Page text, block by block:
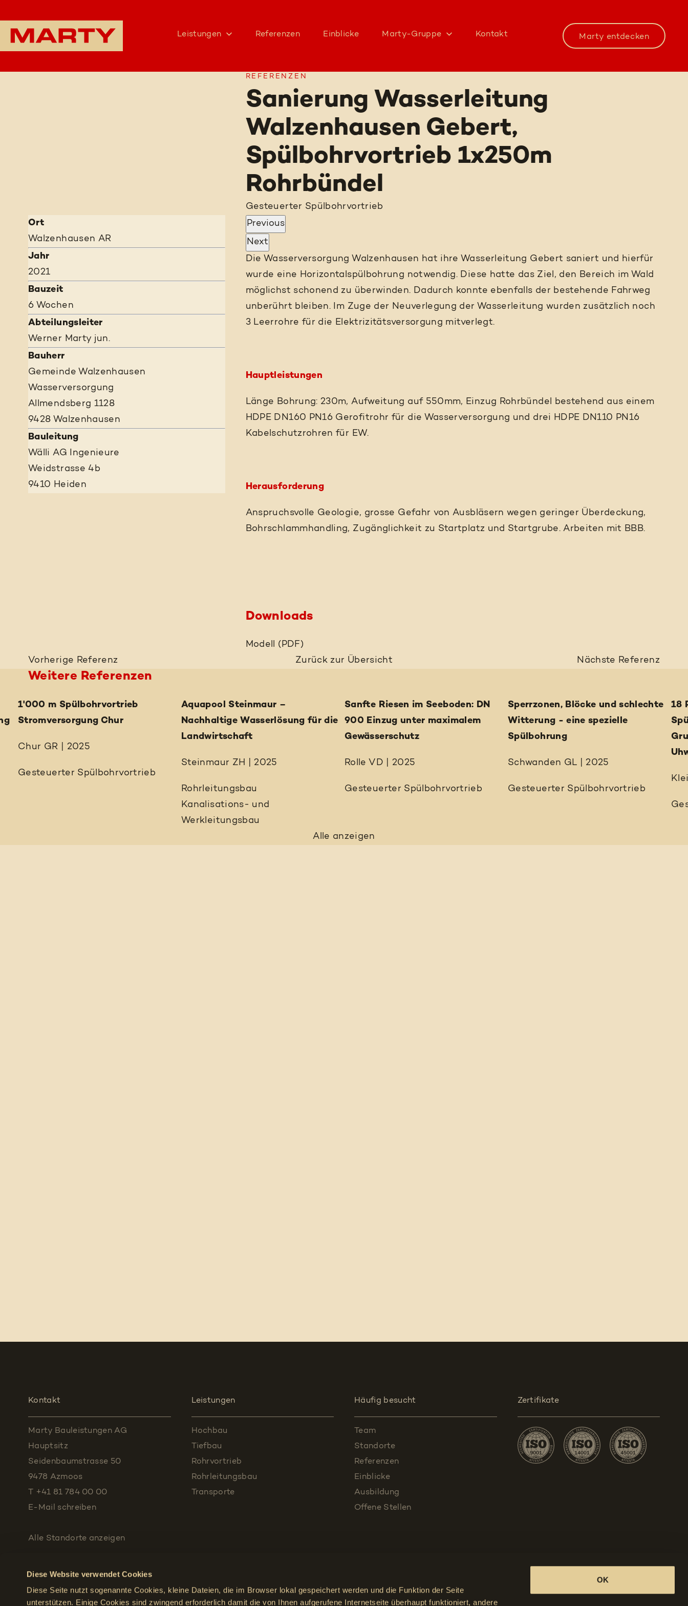
Diese Website verwendet Cookies
Diese Seite nutzt sogenannte Cookies, kleine Dateien, die im Browser lokal gespeichert werden und die Funktion der Seite
unterstützen. Einige Cookies sind zwingend erforderlich damit die von Ihnen aufgerufene Internetseite überhaupt funktioniert, andere
OK
Leistungen Referenzen Einblicke Marty-Gruppe Kontakt Marty entdecken
REFERENZEN
Sanierung Wasserleitung
Walzenhausen Gebert,
Spülbohrvortrieb 1x250m
Rohrbündel
Gesteuerter Spülbohrvortrieb
Previous
Next
Die Wasserversorgung Walzenhausen hat ihre Wasserleitung Gebert saniert und hierfür
wurde eine Horizontalspülbohrung notwendig. Diese hatte das Ziel, den Bereich im Wald
möglichst schonend zu überwinden. Dadurch konnte ebenfalls der bestehende Fahrweg
unberührt bleiben. Im Zuge der Neuverlegung der Wasserleitung wurden zusätzlich noch
3 Leerrohre für die Elektrizitätsversorgung mitverlegt.
Hauptleistungen
Länge Bohrung: 230m, Aufweitung auf 550mm, Einzug Rohrbündel bestehend aus einem
HDPE DN160 PN16 Gerofitrohr für die Wasserversorgung und drei HDPE DN110 PN16
Kabelschutzrohren für EW.
Herausforderung
Anspruchsvolle Geologie, grosse Gefahr von Ausbläsern wegen geringer Überdeckung,
Bohrschlammhandling, Zugänglichkeit zu Startplatz und Startgrube. Arbeiten mit BBB.
Downloads
Modell (PDF)
Ort
Walzenhausen AR
Jahr
2021
Bauzeit
6 Wochen
Abteilungsleiter
Werner Marty jun.
Bauherr
Gemeinde Walzenhausen
Wasserversorgung
Allmendsberg 1128
9428 Walzenhausen
Bauleitung
Wälli AG Ingenieure
Weidstrasse 4b
9410 Heiden
Vorherige Referenz Zurückzur Übersicht Nächste Referenz
Weitere Referenzen
1'000 m Spülbohrvortrieb
Stromversorgung Chur
Chur GR | 2025
Gesteuerter Spülbohrvortrieb
Aquapool Steinmaur –
Nachhaltige Wasserlösung für die
Landwirtschaft
Steinmaur ZH | 2025
Rohrleitungsbau
Kanalisations- und
Werkleitungsbau
Sanfte Riesen im Seeboden: DN
900 Einzug unter maximalem
Gewässerschutz
Rolle VD | 2025
Gesteuerter Spülbohrvortrieb
Sperrzonen, Blöcke und schlechte
Witterung - eine spezielle
Spülbohrung
Schwanden GL | 2025
Gesteuerter Spülbohrvortrieb
18
Alle anzeigen
Kontakt
Marty Bauleistungen AG
Hauptsitz
Seidenbaumstrasse 50
9478 Azmoos
T +41 81 784 00 00
E-Mail schreiben
Alle Standorte anzeigen
Leistungen
Hochbau
Tiefbau
Rohrvortrieb
Rohrleitungsbau
Transporte
Häufig besucht
Team
Standorte
Referenzen
Einblicke
Ausbildung
Offene Stellen
Zertifikate
Impressum